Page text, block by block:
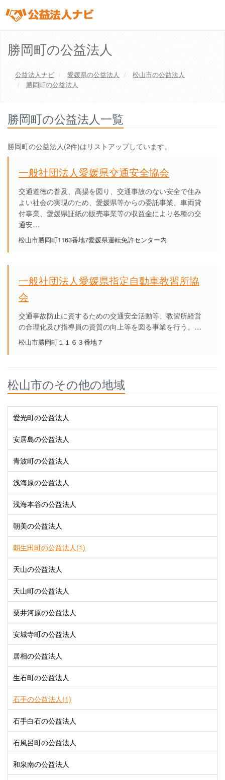
勝岡町の公益法人
公益法人ナビ 愛媛県の公益法人 松山市の公益法人
勝岡町の公益法人
勝岡町の公益法人一覧
勝岡町の公益法人(2件)はリストアップしています。
一般社団法人愛媛県交通安全協会
交通道徳の普及、高揚を図り、交通事故のない安全で住み
よい社会の実現のため、愛媛県等からの委託事業、車両貸
付事業、愛媛県証紙の販売事業等の収益金により各種の交
通安…
松山市勝岡町1163番地7愛媛県運転免許センター内
一般社団法人愛媛県指定自動車教習所協
会
交通事故防止に資するための交通安全活動等、教習所経営
の合理化及び指導員の資質の向上等を図る事業を行う。…
松山市勝岡町１１６３番地７
松山市のその他の地域
愛光町の公益法人
安居島の公益法人
青波町の公益法人
浅海原の公益法人
浅海本谷の公益法人
朝美の公益法人
朝生田町の公益法人(1)
天山の公益法人
天山町の公益法人
粟井河原の公益法人
安城寺町の公益法人
居相の公益法人
生石町の公益法人
石手の公益法人(1)
石手白石の公益法人
石風呂町の公益法人
和泉南の公益法人